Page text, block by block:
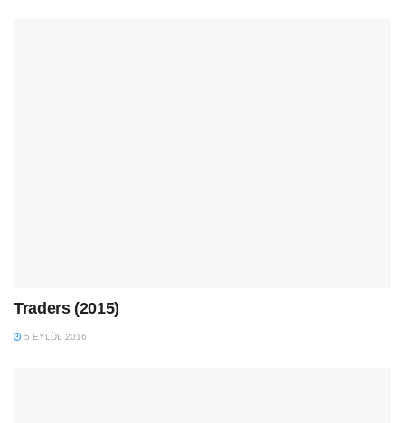
Traders (2015)
5 EYLÜL 2016